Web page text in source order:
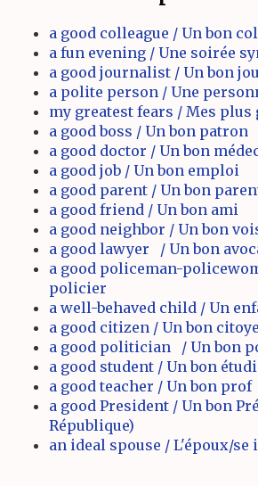
a good colleague / Un bon
a fun evening / Une soirée
a good journalist / Un bon
a polite person / Une
my greatest fears / Mes
a good boss / Un bon patron
a good doctor / Un bon
a good job / Un bon emploi
a good parent / Un bon
a good friend / Un bon ami
a good neighbor / Un bon
a good lawyer / Un bon
a good policeman-
policier
a well-behaved child / Un
a good citizen / Un bon
a good politician / Un bon
a good student / Un bon
a good teacher / Un bon prof
a good President / Un bon
République)
an ideal spouse / L'époux/se